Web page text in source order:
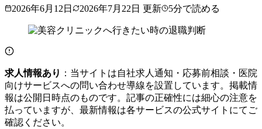
2026年6月12日 2026年7月22日 更新 5分で読める
求人情報あり ：当サイトは自社求人通知・応募前相談・医院
向けサービスへの問い合わせ導線を設置しています。掲載情
報は公開日時点のものです。記事の正確性には細心の注意を
払っていますが、最新情報は各サービスの公式サイトにてご
確認ください。